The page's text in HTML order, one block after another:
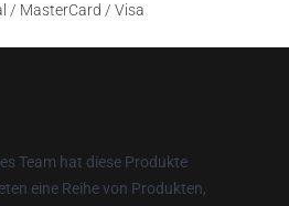
/ MasterCard / Visa
Team hat diese Produkte
eine Reihe von Produkten,